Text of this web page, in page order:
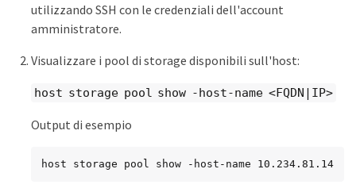
utilizzando SSH con le credenziali dell'account
amministratore.
Visualizzare i pool di storage disponibili sull'host:
host storage pool show -host-name <FQDN|IP>
Output di esempio
host storage pool show -host-name 10.234.81.14